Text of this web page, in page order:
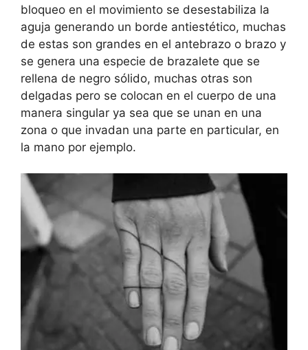
bloqueo en el movimiento se desestabiliza la
aguja generando un borde antiestético, muchas
de estas son grandes en el antebrazo o brazo y
se genera una especie de brazalete que se
rellena de negro sólido, muchas otras son
delgadas pero se colocan en el cuerpo de una
manera singular ya sea que se unan en una
zona o que invadan una parte en particular, en
la mano por ejemplo.